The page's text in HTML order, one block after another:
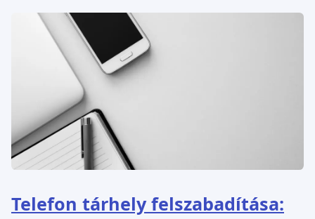
Telefon tárhely felszabadítása: